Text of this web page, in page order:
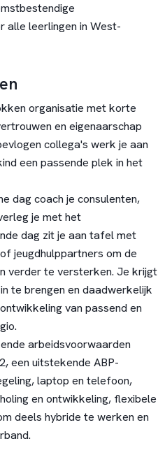
alle leerlingen in West-
organisatie met korte
en eigenaarschap
collega's werk je aan
een passende plek in het
dag coach je consulenten,
je met het
dag zit je aan tafel met
jeugdhulppartners om de
verder te versterken. Je krijgt
te brengen en daadwerkelijk
van passend en
arbeidsvoorwaarden
een uitstekende ABP-
laptop en telefoon,
en ontwikkeling, flexibele
deels hybride te werken en